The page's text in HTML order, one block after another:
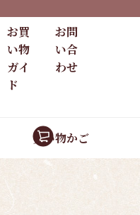
お買
い物
ガイ
ド
お問
い合
わせ
買い物かご